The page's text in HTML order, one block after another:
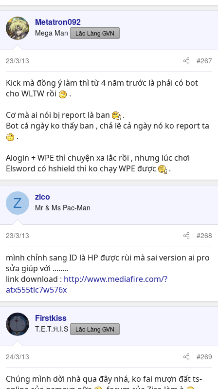
Metatron092
Mega Man Lão Làng GVN
23/3/13 #267
Kick mà đồng ý làm thì từ 4 năm trước là phải có bot
cho WLTW rồi
.
Cơ mà ai nói bị report là ban
.
Bot cả ngày ko thấy ban , chả lẽ cả ngày nó ko report ta
.
Alogin + WPE thì chuyện xa lắc rồi , nhưng lúc chơi
Elsword có hshield thì ko chạy WPE được
.
Z zico
Mr & Ms Pac-Man
23/3/13 #268
mình chỉnh sang ID là HP được rùi mà sai version ai pro
sửa giúp với ........
link download : http://www.mediafire.com/?
atx555tlc7w576x
Firstkiss
T.E.T.Я.I.S Lão Làng GVN
24/3/13 #269
Chúng mình dời nhà qua đây nhá, ko fai mượn đất ts-